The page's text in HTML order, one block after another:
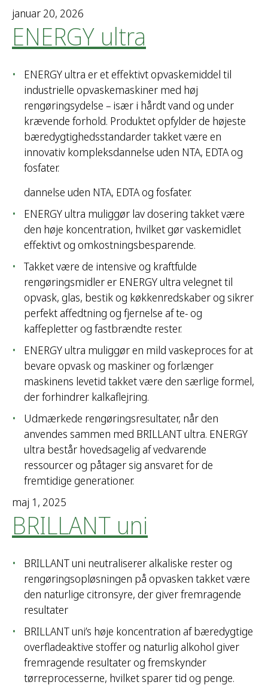
januar 20, 2026
ENERGY ultra
ENERGY ultra er et effektivt opvaskemiddel til
industrielle opvaskemaskiner med høj
rengøringsydelse – især i hårdt vand og under
krævende forhold. Produktet opfylder de højeste
bæredygtighedsstandarder takket være en
innovativ kompleksdannelse uden NTA, EDTA og
fosfater.
dannelse uden NTA, EDTA og fosfater.
ENERGY ultra muliggør lav dosering takket være
den høje koncentration, hvilket gør vaskemidlet
effektivt og omkostningsbesparende.
Takket være de intensive og kraftfulde
rengøringsmidler er ENERGY ultra velegnet til
opvask, glas, bestik og køkkenredskaber og sikrer
perfekt affedtning og fjernelse af te- og
kaffepletter og fastbrændte rester.
ENERGY ultra muliggør en mild vaskeproces for at
bevare opvask og maskiner og forlænger
maskinens levetid takket være den særlige formel,
der forhindrer kalkaflejring.
Udmærkede rengøringsresultater, når den
anvendes sammen med BRILLANT ultra. ENERGY
ultra består hovedsagelig af vedvarende
ressourcer og påtager sig ansvaret for de
fremtidige generationer.
maj 1, 2025
BRILLANT uni
BRILLANT uni neutraliserer alkaliske rester og
rengøringsopløsningen på opvasken takket være
den naturlige citronsyre, der giver fremragende
resultater
BRILLANT uni’s høje koncentration af bæredygtige
overfladeaktive stoffer og naturlig alkohol giver
fremragende resultater og fremskynder
tørreprocesserne, hvilket sparer tid og penge.